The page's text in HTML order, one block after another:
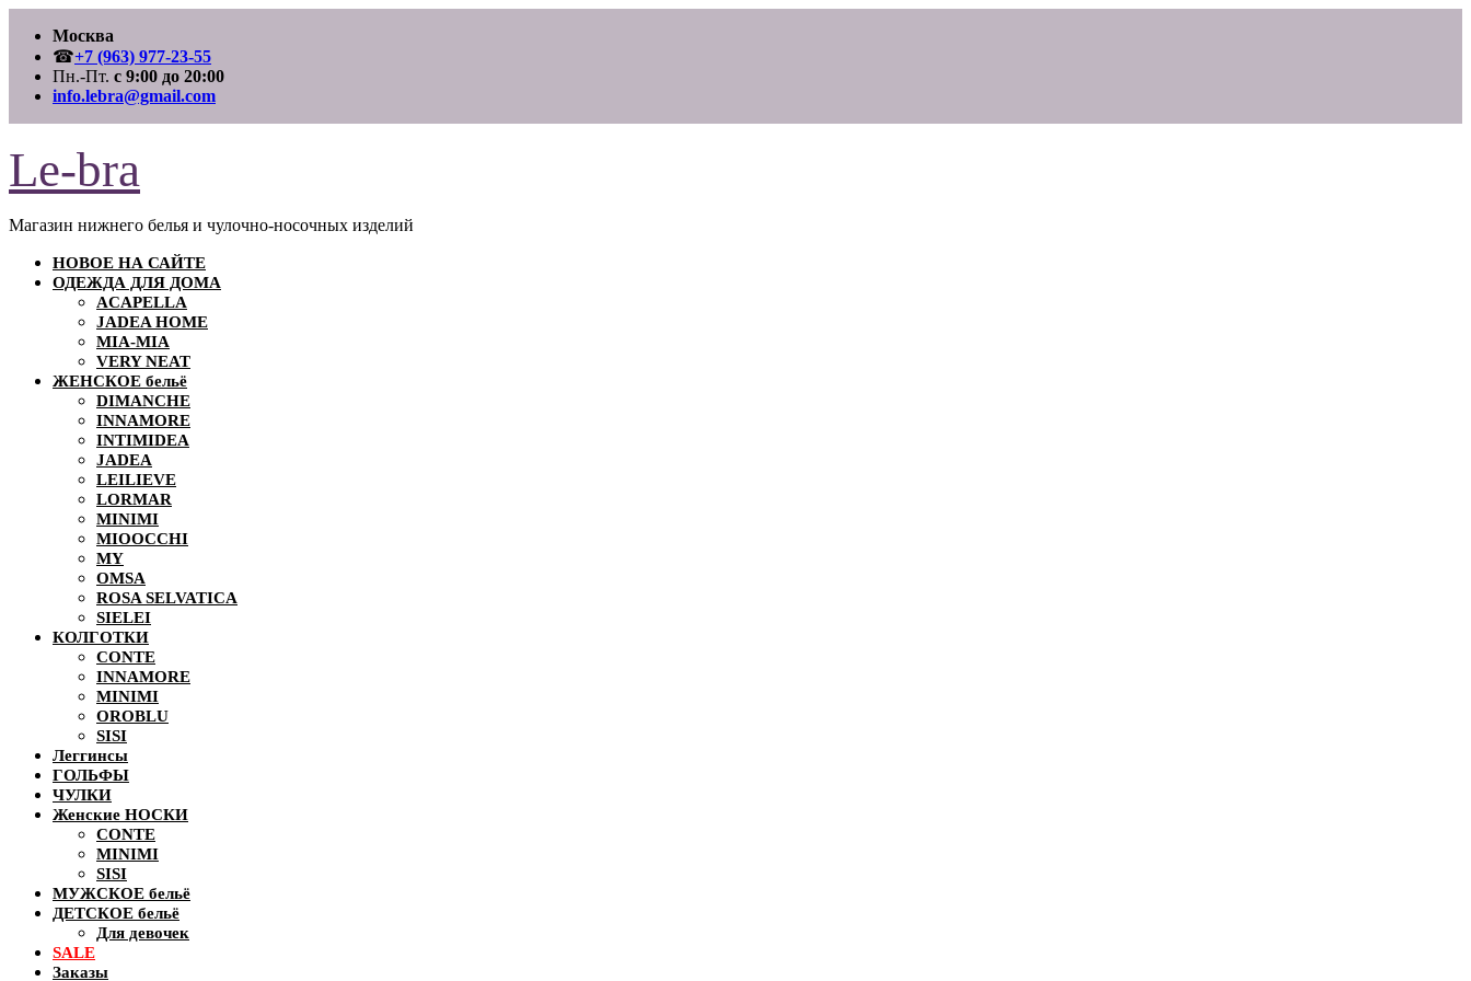
содержимому
Москва
☎+7 (963) 977-23-55
Пн.-Пт. с 9:00 до 20:00
info.lebra@gmail.com
Le-bra
Магазин нижнего белья и чулочно-носочных изделий
НОВОЕ НА САЙТЕ
ОДЕЖДА ДЛЯ ДОМА
ACAPELLA
JADEA HOME
MIA-MIA
VERY NEAT
ЖЕНСКОЕ бельё
DIMANCHE
INNAMORE
INTIMIDEA
JADEA
LEILIEVE
LORMAR
MINIMI
MIOOCCHI
MY
OMSA
ROSA SELVATICA
SIELEI
КОЛГОТКИ
CONTE
INNAMORE
MINIMI
OROBLU
SISI
Леггинсы
ГОЛЬФЫ
ЧУЛКИ
Женские НОСКИ
CONTE
MINIMI
SISI
МУЖСКОЕ бельё
ДЕТСКОЕ бельё
Для девочек
SALE
Заказы